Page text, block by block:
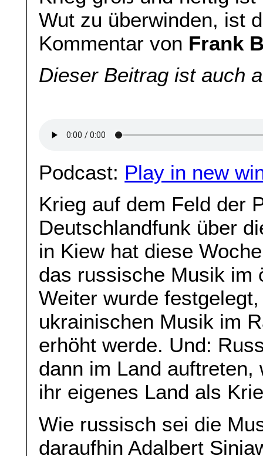
Wut zu überwinden, ist
Kommentar von Frank
Dieser Beitrag ist auch
Podcast: Play in new
Krieg auf dem Feld der
Deutschlandfunk über
in Kiew hat diese
das russische Musik im
Weiter wurde
ukrainischen Musik im
erhöht werde. Und:
dann im Land
ihr eigenes Land als
Wie russisch sei die
daraufhin Adalbert